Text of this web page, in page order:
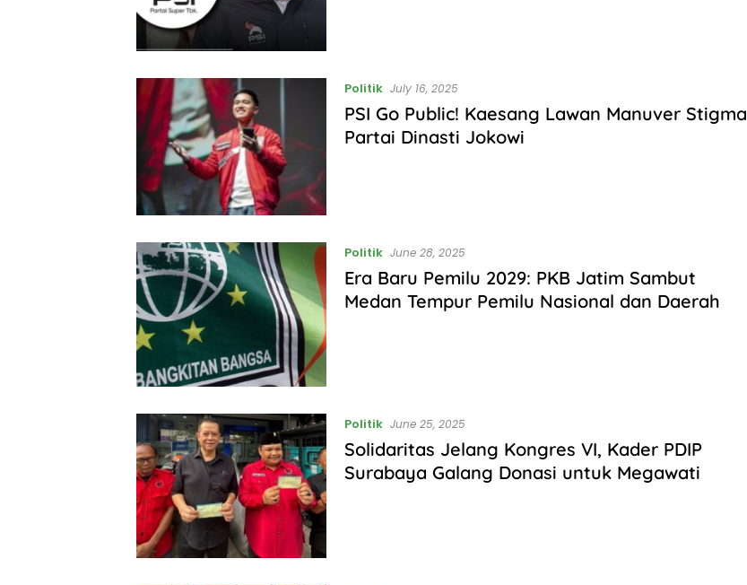
Politik July 16, 2025
PSI Go Public! Kaesang Lawan Manuver Stigma
Partai Dinasti Jokowi
Politik June 28, 2025
Era Baru Pemilu 2029: PKB Jatim Sambut
Medan Tempur Pemilu Nasional dan Daerah
Politik June 25, 2025
Solidaritas Jelang Kongres VI, Kader PDIP
Surabaya Galang Donasi untuk Megawati